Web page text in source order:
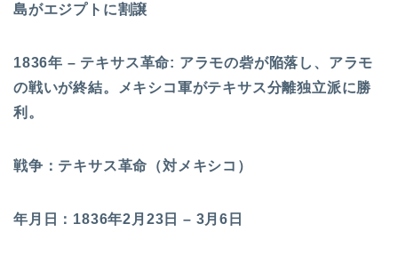
島がエジプトに割譲
1836年 – テキサス革命: アラモの砦が陥落し、アラモ
の戦いが終結。メキシコ軍がテキサス分離独立派に勝
利。
戦争：テキサス革命（対メキシコ）
年月日：1836年2月23日 – 3月6日